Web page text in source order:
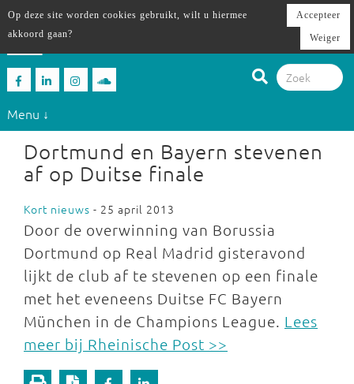
Menu ↓
Dortmund en Bayern stevenen
af op Duitse finale
Kort nieuws - 25 april 2013
Door de overwinning van Borussia
Dortmund op Real Madrid gisteravond
lijkt de club af te stevenen op een finale
met het eveneens Duitse FC Bayern
München in de Champions League. Lees
meer bij Rheinische Post >>
Op deze site worden cookies gebruikt, wilt u hiermee
akkoord gaan?
Accepteer
Weiger